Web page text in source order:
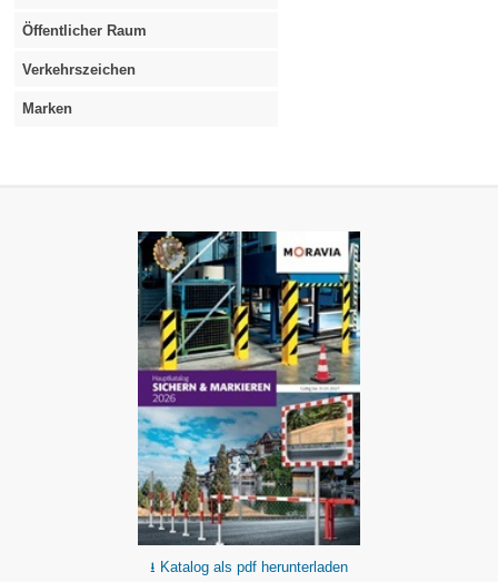
Öffentlicher Raum
Verkehrszeichen
Marken
⭳ Katalog als pdf herunterladen